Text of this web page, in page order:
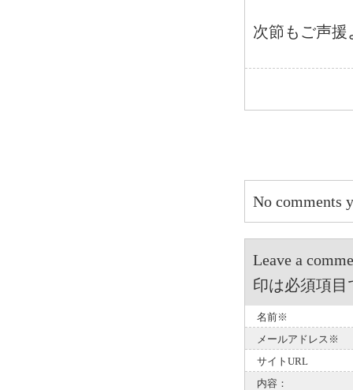
次節もご声
No comments
Leave a
印は必須項目
名前※
メールアドレス※
サイトURL
内容：